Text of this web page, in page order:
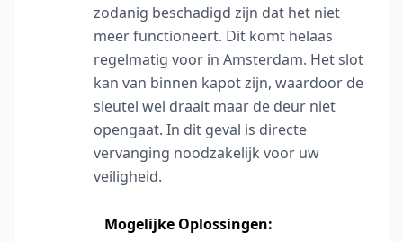
zodanig beschadigd zijn dat het niet
meer functioneert. Dit komt helaas
regelmatig voor in Amsterdam. Het slot
kan van binnen kapot zijn, waardoor de
sleutel wel draait maar de deur niet
opengaat. In dit geval is directe
vervanging noodzakelijk voor uw
veiligheid.
Mogelijke Oplossingen: